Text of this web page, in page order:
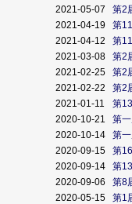
2021-05-07
第2
2021-04-19
第
2021-04-12
第
2021-03-08
第2
2021-02-25
第2
2021-02-22
第2
2021-01-11
第
2020-10-21
第
2020-10-14
第
2020-09-15
第
2020-09-14
第
2020-09-06
第8
2020-05-15
第1